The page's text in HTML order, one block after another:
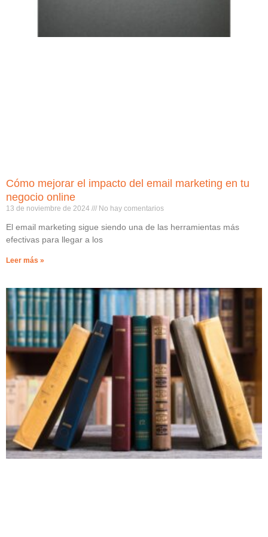
Cómo mejorar el impacto del email marketing en tu
negocio online
13 de noviembre de 2024 No hay comentarios
El email marketing sigue siendo una de las herramientas más
efectivas para llegar a los
Leer más »